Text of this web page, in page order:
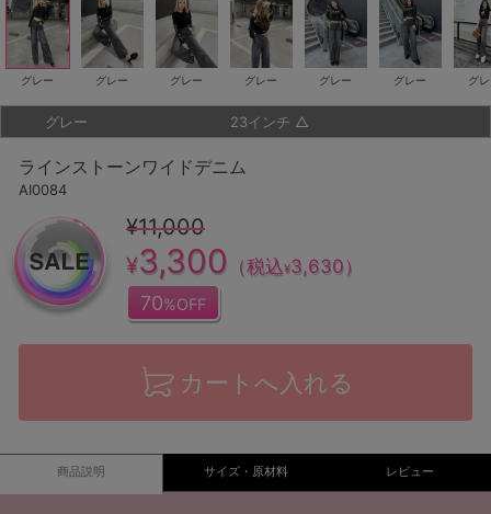
グレー グレー グレー グレー グレー グレー グ
グレー 23インチ △
ラインストーンワイドデニム
AI0084
¥11,000
¥3,300 （税込¥3,630 ）
70%OFF
カートへ入れる
商品説明 サイズ・原材料 レビュー